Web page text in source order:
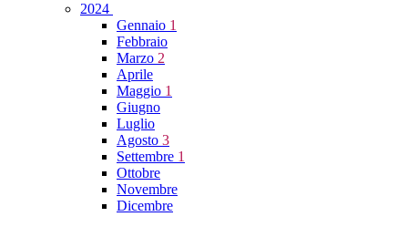
2024
Gennaio 1
Febbraio
Marzo 2
Aprile
Maggio 1
Giugno
Luglio
Agosto 3
Settembre 1
Ottobre
Novembre
Dicembre